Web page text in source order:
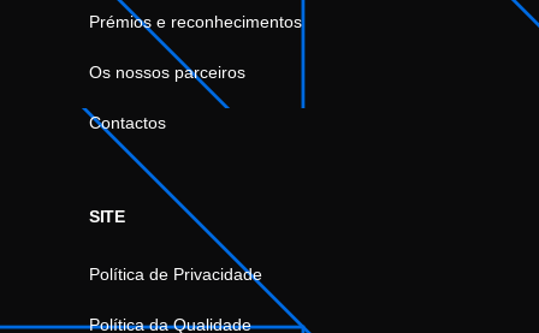
Prémios e reconhecimentos
Os nossos parceiros
Contactos
SITE
Política de Privacidade
Política da Qualidade